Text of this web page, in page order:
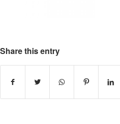
Share this entry